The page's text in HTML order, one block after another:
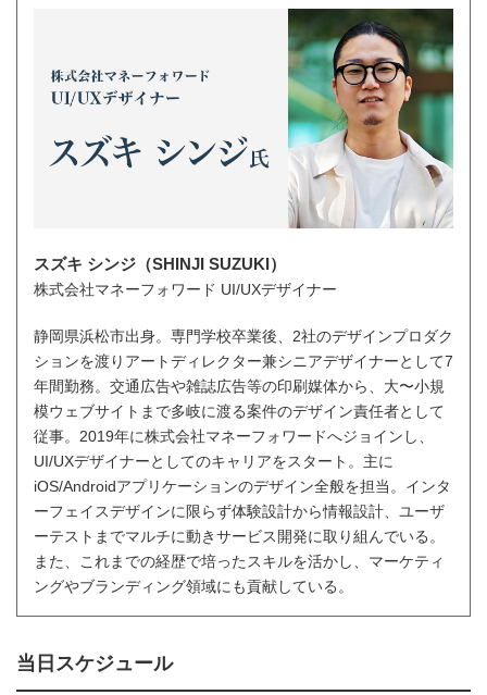
スズキ シンジ（SHINJI SUZUKI）
株式会社マネーフォワード UI/UXデザイナー
静岡県浜松市出身。専門学校卒業後、2社のデザインプロダク
ションを渡りアートディレクター兼シニアデザイナーとして7
年間勤務。交通広告や雑誌広告等の印刷媒体から、大〜小規
模ウェブサイトまで多岐に渡る案件のデザイン責任者として
従事。2019年に株式会社マネーフォワードへジョインし、
UI/UXデザイナーとしてのキャリアをスタート。主に
iOS/Androidアプリケーションのデザイン全般を担当。インタ
ーフェイスデザインに限らず体験設計から情報設計、ユーザ
ーテストまでマルチに動きサービス開発に取り組んでいる。
また、これまでの経歴で培ったスキルを活かし、マーケティ
ングやブランディング領域にも貢献している。
当日スケジュール